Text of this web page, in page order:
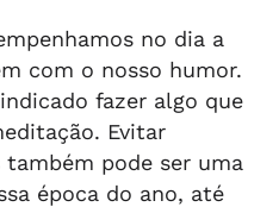
no dia a
com o nosso humor.
fazer algo que
Evitar
também pode ser uma
época do ano, até